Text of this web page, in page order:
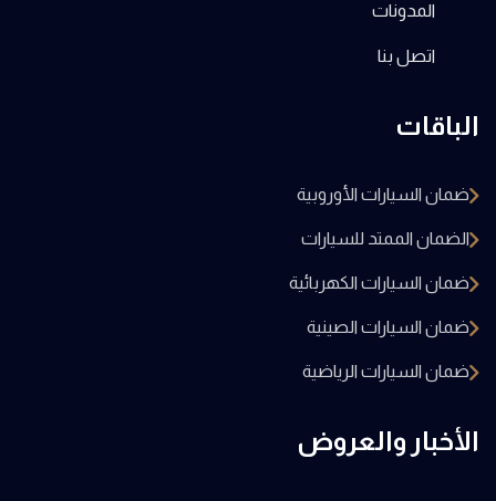
المدونات
اتصل بنا
الباقات
ضمان السيارات الأوروبية
الضمان الممتد للسيارات
ضمان السيارات الكهربائية
ضمان السيارات الصينية
ضمان السيارات الرياضية
الأخبار والعروض